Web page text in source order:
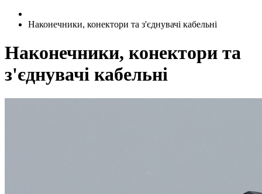
Наконечники, конектори та з'єднувачі кабельні
Наконечники, конектори та
з'єднувачі кабельні